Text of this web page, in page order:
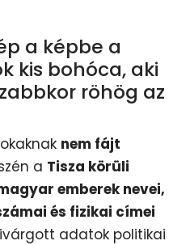
a képbe a
kis bohóca, aki
röhög az
nem fájt
a Tisza körüli
emberek nevei,
és fizikai címei
adatok politikai